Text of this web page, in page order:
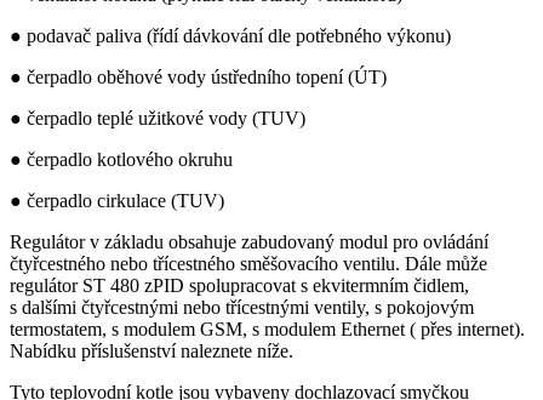
● podavač paliva (řídí dávkování dle potřebného výkonu)
● čerpadlo oběhové vody ústředního topení (ÚT)
● čerpadlo teplé užitkové vody (TUV)
● čerpadlo kotlového okruhu
● čerpadlo cirkulace (TUV)
Regulátor v základu obsahuje zabudovaný modul pro ovládání
čtyřcestného nebo třícestného směšovacího ventilu. Dále může
regulátor ST 480 zPID spolupracovat s ekvitermním čidlem,
s dalšími čtyřcestnými nebo třícestnými ventily, s pokojovým
termostatem, s modulem GSM, s modulem Ethernet ( přes internet).
Nabídku příslušenství naleznete níže.
Tyto teplovodní kotle jsou vybaveny dochlazovací smyčkou